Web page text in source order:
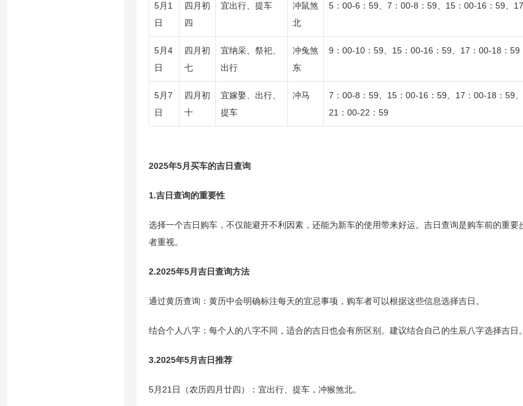
5月1
日
四月初
四
宜出行、提车
冲鼠煞
北
5：00-6：59、7：00-8：59、15：00-16：59、
5月4
日
四月初
七
宜纳采、祭祀、
出行
冲兔煞
东
9：00-10：59、15：00-16：59、17：00-18：59
5月7
日
四月初
十
宜嫁娶、出行、
提车
冲马
7：00-8：59、15：00-16：59、17：00-18：59
21：00-22：59
2025年5月买车的吉日查询
1.吉日查询的重要性
选择一个吉日购车，不仅能避开不利因素，还能为新车的使用带来好运。吉日查询是购车前的重要
者重视。
2.2025年5月吉日查询方法
通过黄历查询：黄历中会明确标注每天的宜忌事项，购车者可以根据这些信息选择吉日。
结合个人八字：每个人的八字不同，适合的吉日也会有所区别。建议结合自己的生辰八字选择吉日。
3.2025年5月吉日推荐
5月21日（农历四月廿四）：宜出行、提车，冲猴煞北。